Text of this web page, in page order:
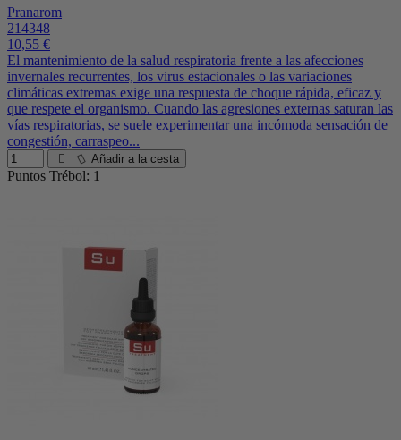
Pranarom
214348
10,55 €
El mantenimiento de la salud respiratoria frente a las afecciones
invernales recurrentes, los virus estacionales o las variaciones
climáticas extremas exige una respuesta de choque rápida, eficaz y
que respete el organismo. Cuando las agresiones externas saturan las
vías respiratorias, se suele experimentar una incómoda sensación de
congestión, carraspeo...
Añadir a la cesta
Puntos Trébol: 1